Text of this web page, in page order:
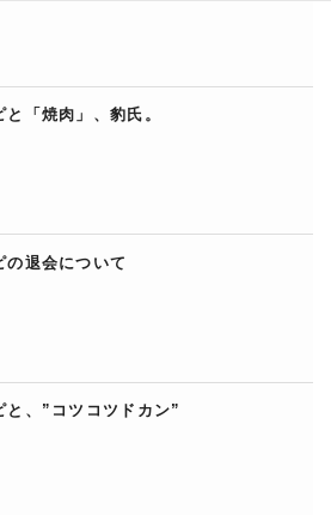
と「焼肉」、豹氏。
の退会について
と、”コツコツドカン”